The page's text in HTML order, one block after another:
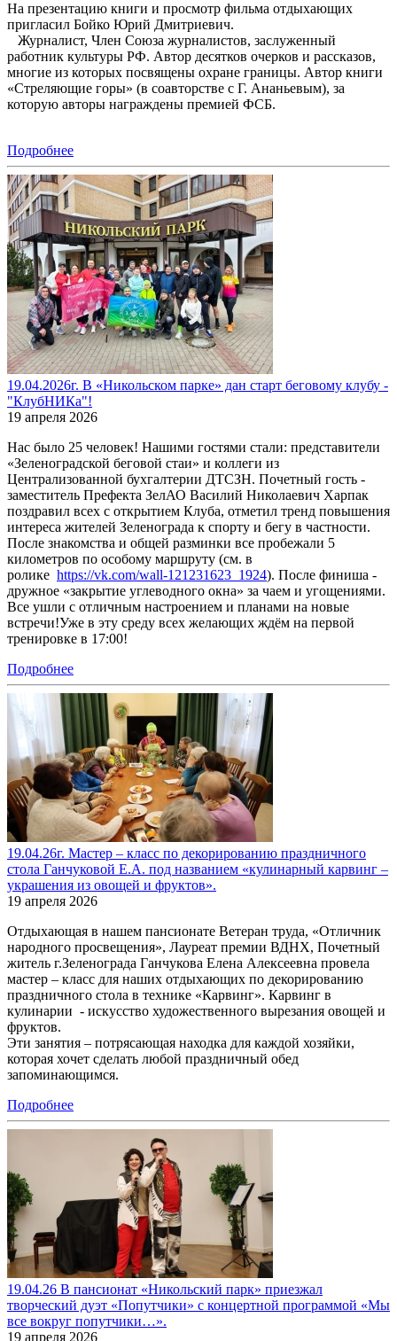
На презентацию книги и просмотр фильма отдыхающих
пригласил Бойко Юрий Дмитриевич.
Журналист, Член Союза журналистов, заслуженный
работник культуры РФ. Автор десятков очерков и рассказов,
многие из которых посвящены охране границы. Автор книги
«Стреляющие горы» (в соавторстве с Г. Ананьевым), за
которую авторы награждены премией ФСБ.
Подробнее
19.04.2026г. В «Никольском парке» дан старт беговому клубу -
"КлубНИКа"!
19 апреля 2026
Нас было 25 человек! Нашими гостями стали: представители
«Зеленоградской беговой стаи» и коллеги из
Централизованной бухгалтерии ДТСЗН. Почетный гость -
заместитель Префекта ЗелАО Василий Николаевич Харпак
поздравил всех с открытием Клуба, отметил тренд повышения
интереса жителей Зеленограда к спорту и бегу в частности.
После знакомства и общей разминки все пробежали 5
километров по особому маршруту (см. в
ролике https://vk.com/wall-121231623_1924). После финиша -
дружное «закрытие углеводного окна» за чаем и угощениями.
Все ушли с отличным настроением и планами на новые
встречи!Уже в эту среду всех желающих ждём на первой
тренировке в 17:00!
Подробнее
19.04.26г. Мастер – класс по декорированию праздничного
стола Ганчуковой Е.А. под названием «кулинарный карвинг –
украшения из овощей и фруктов».
19 апреля 2026
Отдыхающая в нашем пансионате Ветеран труда, «Отличник
народного просвещения», Лауреат премии ВДНХ, Почетный
житель г.Зеленограда Ганчукова Елена Алексеевна провела
мастер – класс для наших отдыхающих по декорированию
праздничного стола в технике «Карвинг». Карвинг в
кулинарии - искусство художественного вырезания овощей и
фруктов.
Эти занятия – потрясающая находка для каждой хозяйки,
которая хочет сделать любой праздничный обед
запоминающимся.
Подробнее
19.04.26 В пансионат «Никольский парк» приезжал
творческий дуэт «Попутчики» с концертной программой «Мы
все вокруг попутчики…».
19 апреля 2026